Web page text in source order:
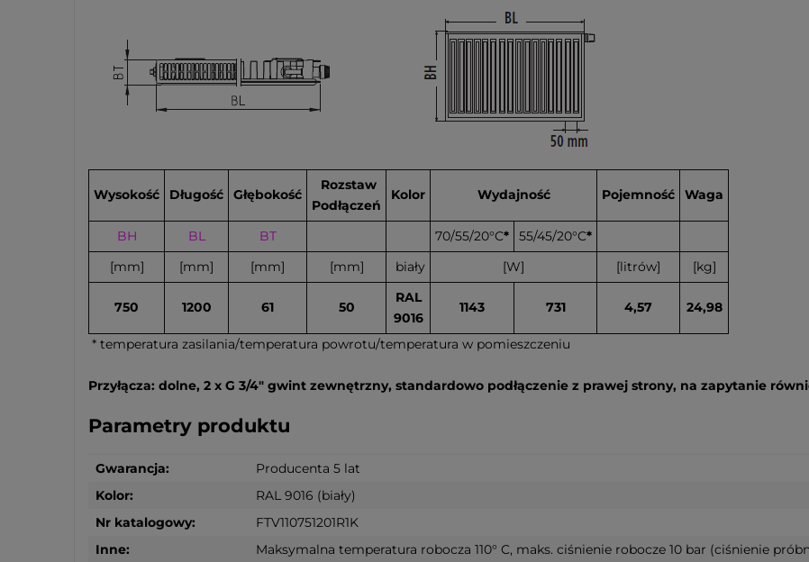
Wysokość Długość Głębokość
Rozstaw
Podłączeń
Kolor Wydajność Pojemność Waga
BH BL BT 70/55/20°C* 55/45/20°C*
[mm]
[mm] [mm] [mm] biały [W] [litrów] [kg]
750 1200 61 50
RAL
9016
1143 731 4,57 24,98
* temperatura zasilania/temperatura powrotu/temperatura w pomieszczeniu
Przyłącza: dolne, 2 x G 3/4" gwint zewnętrzny, standardowo podłączenie z prawej strony, na zapytanie
Parametry produktu
Gwarancja:
Producenta 5 lat
Kolor:
RAL 9016 (biały)
Nr katalogowy:
FTV110751201R1K
Inne:
Maksymalna temperatura robocza 110° C, maks. ciśnienie robocze 10 bar (ciśnienie